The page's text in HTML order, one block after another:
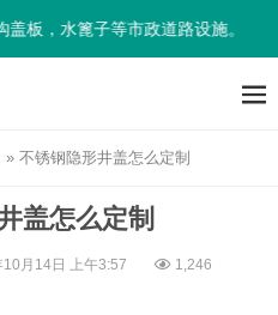
水篦子等市政道路设施。
» 不锈钢隐形井盖怎么定制
盖怎么定制
月14日 上午3:57 1,246